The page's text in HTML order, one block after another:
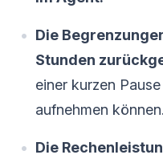
Die
Stunden
einer kurzen
aufnehmen können.
Die